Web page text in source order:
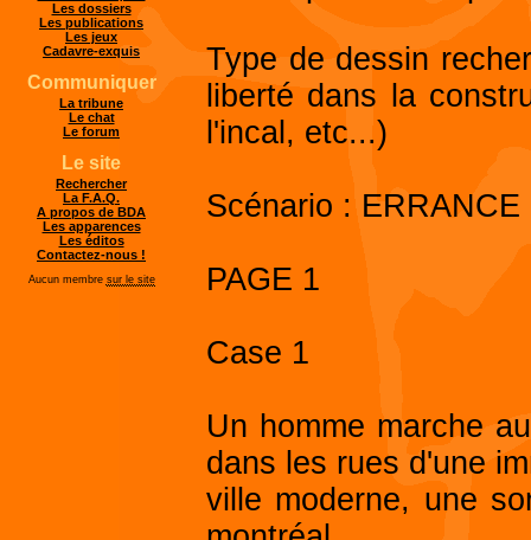
Type de dessin
liberté dans la
l'incal, etc...)
Scénario : ERRANCE
PAGE 1
Case 1
Un homme marche
dans les rues d'une
ville moderne, une
Les dossiers
Les publications
Les jeux
Cadavre-exquis
Communiquer
La tribune
Le chat
Le forum
Le site
Rechercher
La F.A.Q.
A propos de BDA
Les apparences
Les éditos
Contactez-nous !
Aucun membre sur le site